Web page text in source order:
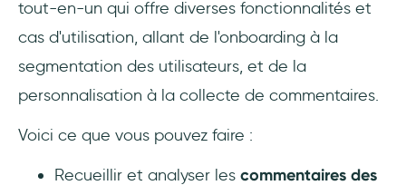
tout-en-un qui offre diverses fonctionnalités et
cas d'utilisation, allant de l'onboarding à la
segmentation des utilisateurs, et de la
personnalisation à la collecte de commentaires.
Voici ce que vous pouvez faire :
Recueillir et analyser les commentaires des